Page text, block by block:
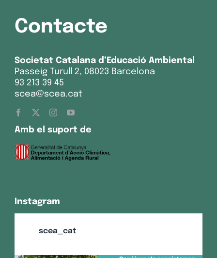
Contacte
Societat Catalana d’Educació Ambiental
Passeig Turull 2, 08023 Barcelona
93 213 39 45
scea@scea.cat
Amb el suport de
Instagram
scea_cat